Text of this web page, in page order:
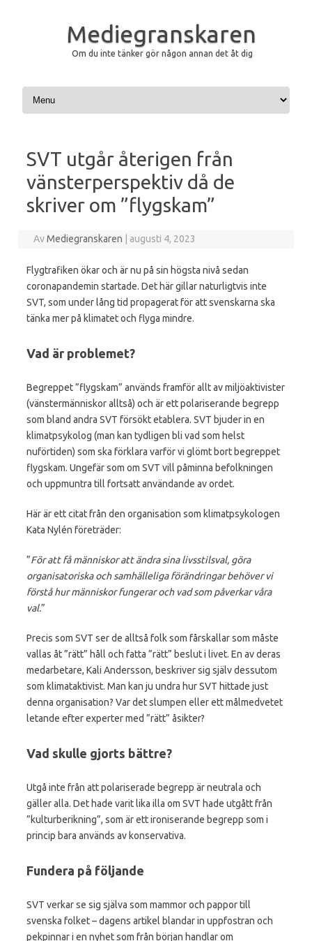
Mediegranskaren
Om du inte tänker gör någon annan det åt dig
Hoppa till innehåll
SVT utgår återigen från
vänsterperspektiv då de
skriver om ”flygskam”
AvMediegranskaren augusti 4, 2023
Flygtrafiken ökar och är nu på sin högsta nivå sedan
coronapandemin startade. Det här gillar naturligtvis inte
SVT, som under lång tid propagerat för att svenskarna ska
tänka mer på klimatet och flyga mindre.
Vad är problemet?
Begreppet ”flygskam” används framför allt av miljöaktivister
(vänstermänniskor alltså) och är ett polariserande begrepp
som bland andra SVT försökt etablera. SVT bjuder in en
klimatpsykolog (man kan tydligen bli vad som helst
nuförtiden) som ska förklara varför vi glömt bort begreppet
flygskam. Ungefär som om SVT vill påminna befolkningen
och uppmuntra till fortsatt användande av ordet.
Här är ett citat från den organisation som klimatpsykologen
Kata Nylén företräder:
”För att få människor att ändra sina livsstilsval, göra
organisatoriska och samhälleliga förändringar behöver vi
förstå hur människor fungerar och vad som påverkar våra
val.”
Precis som SVT ser de alltså folk som fårskallar som måste
vallas åt ”rätt” håll och fatta ”rätt” beslut i livet. En av deras
medarbetare, Kali Andersson, beskriver sig själv dessutom
som klimataktivist. Man kan ju undra hur SVT hittade just
denna organisation? Var det slumpen eller ett målmedvetet
letande efter experter med ”rätt” åsikter?
Vad skulle gjorts bättre?
Utgå inte från att polariserade begrepp är neutrala och
gäller alla. Det hade varit lika illa om SVT hade utgått från
”kulturberikning”, som är ett ironiserande begrepp som i
princip bara används av konservativa.
Fundera på följande
SVT verkar se sig själva som mammor och pappor till
svenska folket – dagens artikel blandar in uppfostran och
pekpinnar i en nyhet som från början handlar om